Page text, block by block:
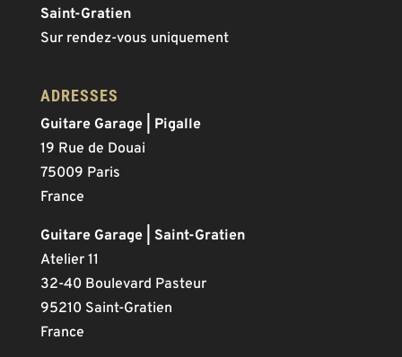
Saint-Gratien
Sur rendez-vous uniquement
ADRESSES
Guitare Garage | Pigalle
19 Rue de Douai
75009 Paris
France
Guitare Garage | Saint-Gratien
Atelier 11
32-40 Boulevard Pasteur
95210 Saint-Gratien
France